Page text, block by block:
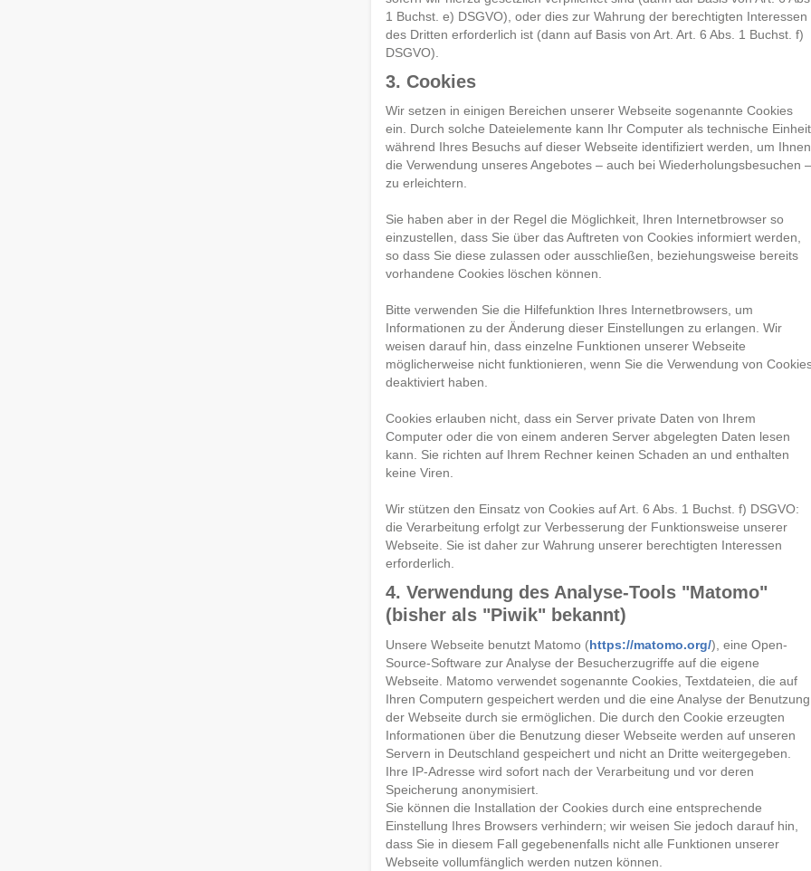
1 Buchst. e) DSGVO), oder dies zur Wahrung der berechtigten Interessen
des Dritten erforderlich ist (dann auf Basis von Art. Art. 6 Abs. 1 Buchst. f)
DSGVO).
3. Cookies
Wir setzen in einigen Bereichen unserer Webseite sogenannte Cookies
ein. Durch solche Dateielemente kann Ihr Computer als technische Einheit
während Ihres Besuchs auf dieser Webseite identifiziert werden, um Ihnen
die Verwendung unseres Angebotes – auch bei Wiederholungsbesuchen
zu erleichtern.
Sie haben aber in der Regel die Möglichkeit, Ihren Internetbrowser so
einzustellen, dass Sie über das Auftreten von Cookies informiert werden,
so dass Sie diese zulassen oder ausschließen, beziehungsweise bereits
vorhandene Cookies löschen können.
Bitte verwenden Sie die Hilfefunktion Ihres Internetbrowsers, um
Informationen zu der Änderung dieser Einstellungen zu erlangen. Wir
weisen darauf hin, dass einzelne Funktionen unserer Webseite
möglicherweise nicht funktionieren, wenn Sie die Verwendung von
deaktiviert haben.
Cookies erlauben nicht, dass ein Server private Daten von Ihrem
Computer oder die von einem anderen Server abgelegten Daten lesen
kann. Sie richten auf Ihrem Rechner keinen Schaden an und enthalten
keine Viren.
Wir stützen den Einsatz von Cookies auf Art. 6 Abs. 1 Buchst. f) DSGVO:
die Verarbeitung erfolgt zur Verbesserung der Funktionsweise unserer
Webseite. Sie ist daher zur Wahrung unserer berechtigten Interessen
erforderlich.
4. Verwendung des Analyse-Tools "Matomo"
(bisher als "Piwik" bekannt)
Unsere Webseite benutzt Matomo (https://matomo.org/), eine Open-
Source-Software zur Analyse der Besucherzugriffe auf die eigene
Webseite. Matomo verwendet sogenannte Cookies, Textdateien, die auf
Ihren Computern gespeichert werden und die eine Analyse der Benutzung
der Webseite durch sie ermöglichen. Die durch den Cookie erzeugten
Informationen über die Benutzung dieser Webseite werden auf unseren
Servern in Deutschland gespeichert und nicht an Dritte weitergegeben.
Ihre IP-Adresse wird sofort nach der Verarbeitung und vor deren
Speicherung anonymisiert.
Sie können die Installation der Cookies durch eine entsprechende
Einstellung Ihres Browsers verhindern; wir weisen Sie jedoch darauf hin,
dass Sie in diesem Fall gegebenenfalls nicht alle Funktionen unserer
Webseite vollumfänglich werden nutzen können.